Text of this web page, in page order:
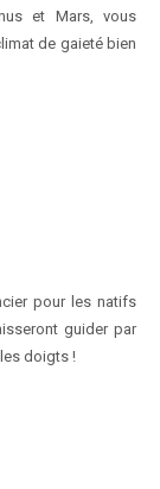
et Mars, vous
de gaieté bien
pour les natifs
guider par
doigts !